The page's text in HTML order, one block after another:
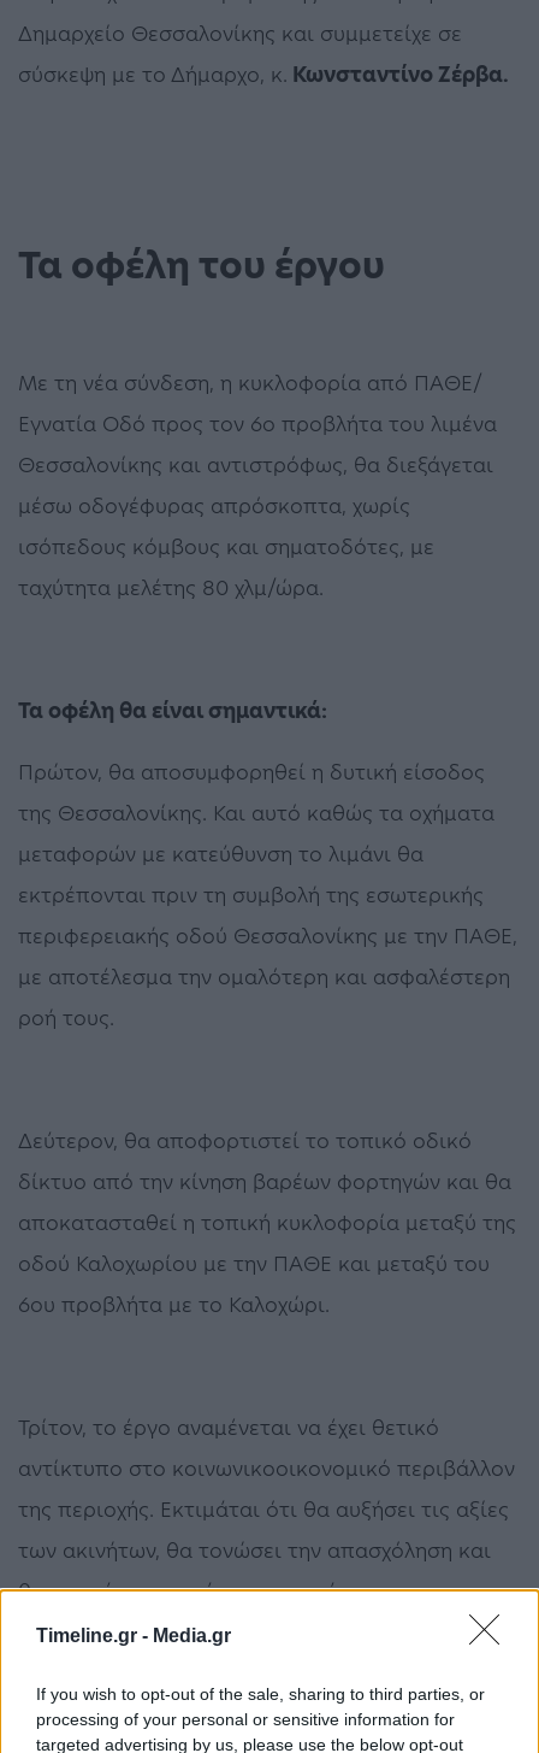
Timeline.gr - Media.gr
If you wish to opt-out of the sale, sharing to third parties, or
processing of your personal or sensitive information for
targeted advertising by us, please use the below opt-out
Δημαρχείο Θεσσαλονίκης και συμμετείχε σε
σύσκεψη με το Δήμαρχο, κ. Κωνσταντίνο Ζέρβα.
Τα οφέλη του έργου
Με τη νέα σύνδεση, η κυκλοφορία από ΠΑΘΕ/
Εγνατία Οδό προς τον 6ο προβλήτα του λιμένα
Θεσσαλονίκης και αντιστρόφως, θα διεξάγεται
μέσω οδογέφυρας απρόσκοπτα, χωρίς
ισόπεδους κόμβους και σηματοδότες, με
ταχύτητα μελέτης 80 χλμ/ώρα.
Τα οφέλη θα είναι σημαντικά:
Πρώτον, θα αποσυμφορηθεί η δυτική είσοδος
της Θεσσαλονίκης. Και αυτό καθώς τα οχήματα
μεταφορών με κατεύθυνση το λιμάνι θα
εκτρέπονται πριν τη συμβολή της εσωτερικής
περιφερειακής οδού Θεσσαλονίκης με την ΠΑΘΕ,
με αποτέλεσμα την ομαλότερη και ασφαλέστερη
ροή τους.
Δεύτερον, θα αποφορτιστεί το τοπικό οδικό
δίκτυο από την κίνηση βαρέων φορτηγών και θα
αποκατασταθεί η τοπική κυκλοφορία μεταξύ της
οδού Καλοχωρίου με την ΠΑΘΕ και μεταξύ του
6ου προβλήτα με το Καλοχώρι.
Τρίτον, το έργο αναμένεται να έχει θετικό
αντίκτυπο στο κοινωνικοοικονομικό περιβάλλον
της περιοχής. Εκτιμάται ότι θα αυξήσει τις αξίες
των ακινήτων, θα τονώσει την απασχόληση και
θα ενισχύσει την τάση αντικατάστασης
δραστηριοτήτων με χαμηλές αποδόσεις από
Ιδιαίτερα αναμένεται να ωφελήσει η νέα σύνδεση